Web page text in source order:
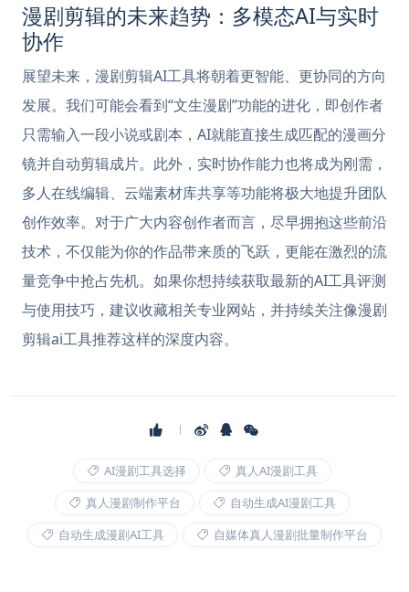
漫剧剪辑的未来趋势：多模态AI与实时
协作
展望未来，漫剧剪辑AI工具将朝着更智能、更协同的方向
发展。我们可能会看到“文生漫剧”功能的进化，即创作者
只需输入一段小说或剧本，AI就能直接生成匹配的漫画分
镜并自动剪辑成片。此外，实时协作能力也将成为刚需，
多人在线编辑、云端素材库共享等功能将极大地提升团队
创作效率。对于广大内容创作者而言，尽早拥抱这些前沿
技术，不仅能为你的作品带来质的飞跃，更能在激烈的流
量竞争中抢占先机。如果你想持续获取最新的AI工具评测
与使用技巧，建议收藏相关专业网站，并持续关注像漫剧
剪辑ai工具推荐这样的深度内容。
AI漫剧工具选择
真人AI漫剧工具
真人漫剧制作平台
自动生成AI漫剧工具
自动生成漫剧AI工具
自媒体真人漫剧批量制作平台